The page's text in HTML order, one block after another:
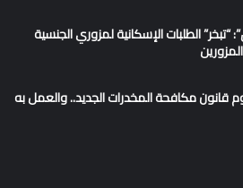
“تبخر” الطلبات الإسكانية لمزوري الجنسية
قانون مكافحة المخدرات الجديد.. والعمل به